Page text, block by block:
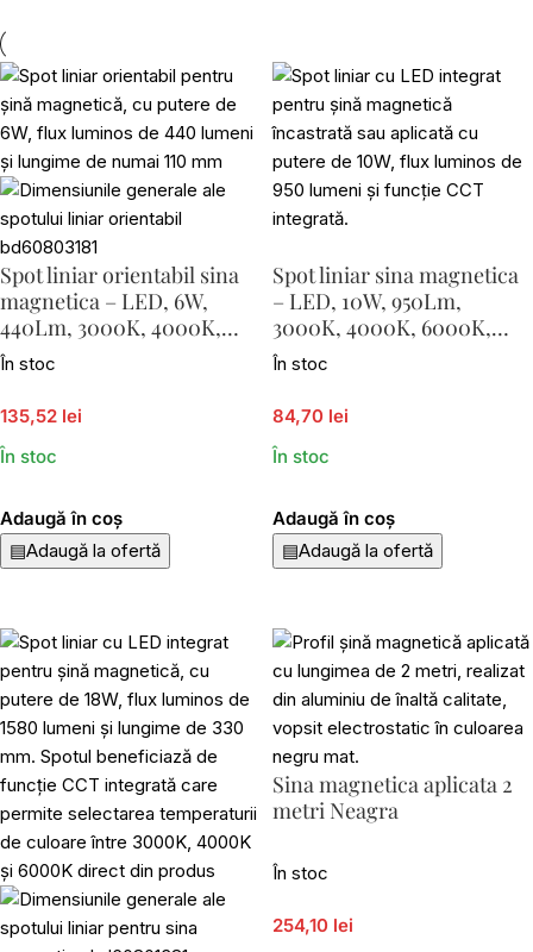
Spot liniar orientabil sina
magnetica – LED, 6W,
440Lm, 3000K, 4000K,
6000K, L110
În stoc
135,52 lei
În stoc
Adaugă în coș
▤Adaugă la ofertă
Spot liniar sina magnetica
– LED, 10W, 950Lm,
3000K, 4000K, 6000K,
L300
În stoc
84,70 lei
În stoc
Adaugă în coș
▤Adaugă la ofertă
Sina magnetica aplicata 2
metri Neagra
În stoc
254,10 lei